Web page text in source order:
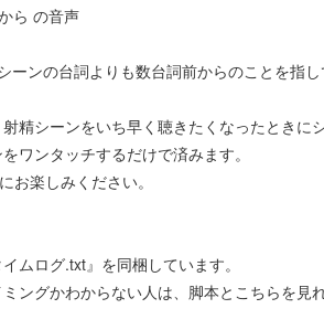
ら の音声
ーンの台詞よりも数台詞前からのことを指
精シーンをいち早く聴きたくなったときに
ワンタッチするだけで済みます。
お楽しみください。
ムログ.txt』を同梱しています。
ングかわからない人は、脚本とこちらを見